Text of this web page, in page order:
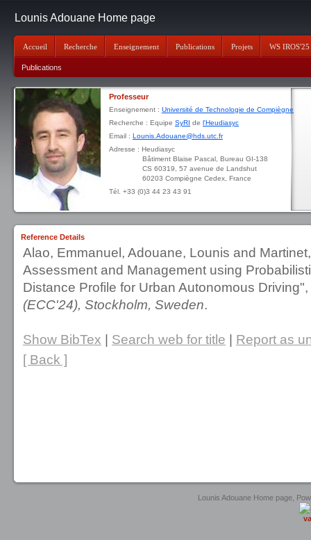
Accueil Recherche Enseignement Publications Projets WS IROS'25
Publications
Lounis Adouane Home page
Professeur
Enseignement : Université de Technologie de Compiègne
Recherche : Equipe SyRI de l'Heudiasyc
Email : Lounis.Adouane@hds.utc.fr
Adresse : Heudiasyc
Bâtiment Blaise Pascal, Bureau GI-138
CS 60319, 57 avenue de Landshut
60203 Compiègne Cedex, France
Tél. +33 (0)3 44 23 43 91
Reference Details
Alao, Emmanuel, Adouane, Lounis and
Assessment and Management using
Distance Profile for Urban Autonomous Driving",
(ECC'24), Stockholm, Sweden.
Show BibTex | Search web for title | Report as
[ Back ]
Lounis Adouane Home page,